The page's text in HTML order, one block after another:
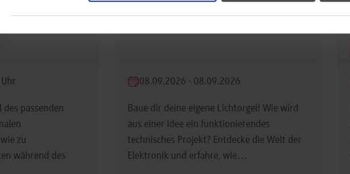
passenden
zu
während des
Projekt
08.09.2026 - 08.09.2026
Baue dir deine eigene Lichtorgel! Wie wird
aus einer Idee ein funktionierendes
technisches Projekt? Entdecke die Welt der
Elektronik und erfahre, wie…